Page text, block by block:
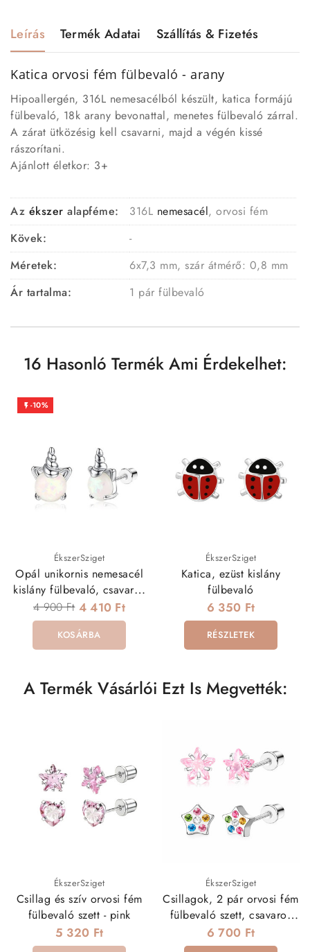
Leírás Termék Adatai Szállítás & Fizetés
Katica orvosi fém fülbevaló - arany
Hipoallergén, 316L nemesacélból készült, katica formájú
fülbevaló, 18k arany bevonattal, menetes fülbevaló zárral.
A zárat ütközésig kell csavarni, majd a végén kissé
rászorítani.
Ajánlott életkor: 3+
Az ékszer alapféme: 316L nemesacél, orvosi fém
Kövek:
-
Méretek:
6x7,3 mm, szár átmérő: 0,8 mm
Ár tartalma:
1 pár fülbevaló
16 Hasonló Termék Ami Érdekelhet:
 -10%
ÉkszerSziget
Opál unikornis nemesacél
kislány fülbevaló, csavaros
véggel
4 900 Ft 4 410 Ft
KOSÁRBA
ÉkszerSziget
Katica, ezüst kislány
fülbevaló
6 350 Ft
RÉSZLETEK
A Termék Vásárlói Ezt Is Megvették:
ÉkszerSziget
Csillag és szív orvosi fém
fülbevaló szett - pink
5 320 Ft
ÉkszerSziget
Csillagok, 2 pár orvosi fém
fülbevaló szett, csavaros
zárral
6 700 Ft